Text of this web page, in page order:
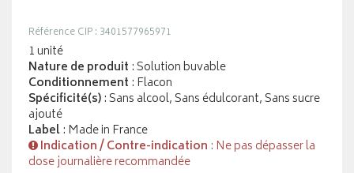
Référence CIP : 3401577965971
1 unité
Nature de produit : Solution buvable
Conditionnement : Flacon
Spécificité(s): Sans alcool, Sans édulcorant, Sans sucre
ajouté
Label: Made in France
Indication / Contre-indication : Ne pas dépasser la
dose journalière recommandée